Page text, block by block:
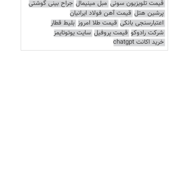
قیمت تلویزیون سونی مبل مینیمال جراح بینی گوشتی
پرشین هتل قیمت آهن فولاد ایرانیان
اعتبارسنجی بانکی قیمت طلا امروز بلیط قطار
شرکت رادوکو قیمت پروفیل سایت یوتوتایمز
خرید اکانت chatgpt